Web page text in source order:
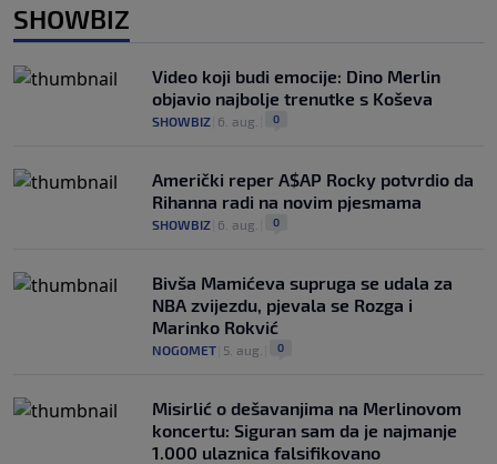
SHOWBIZ
Video koji budi emocije: Dino Merlin
objavio najbolje trenutke s Koševa
SHOWBIZ 6. aug. 0
Američki reper A$AP Rocky potvrdio da
Rihanna radi na novim pjesmama
SHOWBIZ 6. aug. 0
Bivša Mamićeva supruga se udala za
NBA zvijezdu, pjevala se Rozga i
Marinko Rokvić
NOGOMET 5. aug. 0
Misirlić o dešavanjima na Merlinovom
koncertu: Siguran sam da je najmanje
1.000 ulaznica falsifikovano